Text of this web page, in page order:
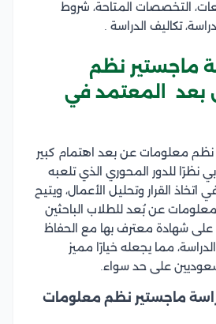
التخصصات المتاحة، شروط
تكاليف الدراسة .
ماجستير نظم
بعد المعتمد في
نظم معلومات عن بعد اهتمام كبير
نظرًا للدور المحوري الذي تلعبه
في اتخاذ القرار وتحليل الأعمال، ويتيح
عن بُعد للطلاب الباحثين
شهادة معترف بها مع الحفاظ
مما يجعله خيارًا مميز
على حد سواء.
ماجستير نظم معلومات